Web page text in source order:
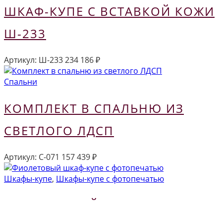
ШКАФ-КУПЕ С ВСТАВКОЙ КОЖИ
Ш-233
Артикул: Ш-233234 186₽
Спальни
КОМПЛЕКТ В СПАЛЬНЮ ИЗ
СВЕТЛОГО ЛДСП
Артикул: С-071 157 439₽
Шкафы-купе, Шкафы-купе с фотопечатью